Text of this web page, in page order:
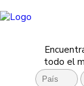
todo el